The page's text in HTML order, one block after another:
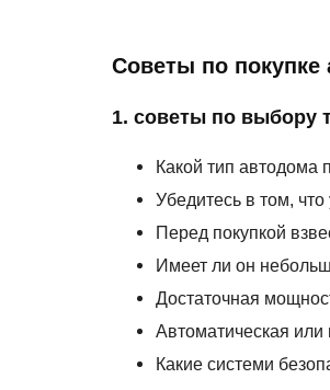
Советы по покупке
1. советы по выбору
Какой тип автодома
Убедитесь в том,
Перед покупкой
Имеет ли он
Достаточная
Автоматическая
Какие системи